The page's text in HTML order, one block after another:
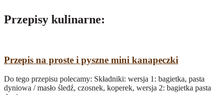
Przepisy kulinarne:
Przepis na proste i pyszne mini kanapeczki
Do tego przepisu polecamy: Składniki: wersja 1: bagietka, pasta
dyniowa / masło śledź, czosnek, koperek, wersja 2: bagietka pasta